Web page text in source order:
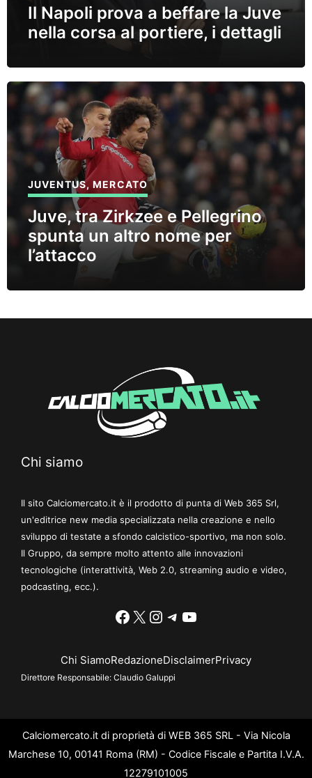
Il Napoli prova a beffare la Juve
nella corsa al portiere, i dettagli
JUVENTUS,MERCATO
Juve, tra Zirkzee e Pellegrino
spunta un altro nome per
l’attacco
Chi siamo
Il sito Calciomercato.it è il prodotto di punta di Web 365 Srl,
un'editrice new media specializzata nella creazione e nello
sviluppo di testate a sfondo calcistico-sportivo, ma non solo.
Il Gruppo, da sempre molto attento alle innovazioni
tecnologiche (interattività, Web 2.0, streaming audio e video,
podcasting, ecc.).
Facebook
X Instagram
Telegram
YouTube
Chi SiamoRedazioneDisclaimerPrivacy
Direttore Responsabile: Claudio Galuppi
Calciomercato.it di proprietà di WEB 365 SRL - Via Nicola
Marchese 10, 00141 Roma (RM) - Codice Fiscale e Partita I.V.A.
12279101005